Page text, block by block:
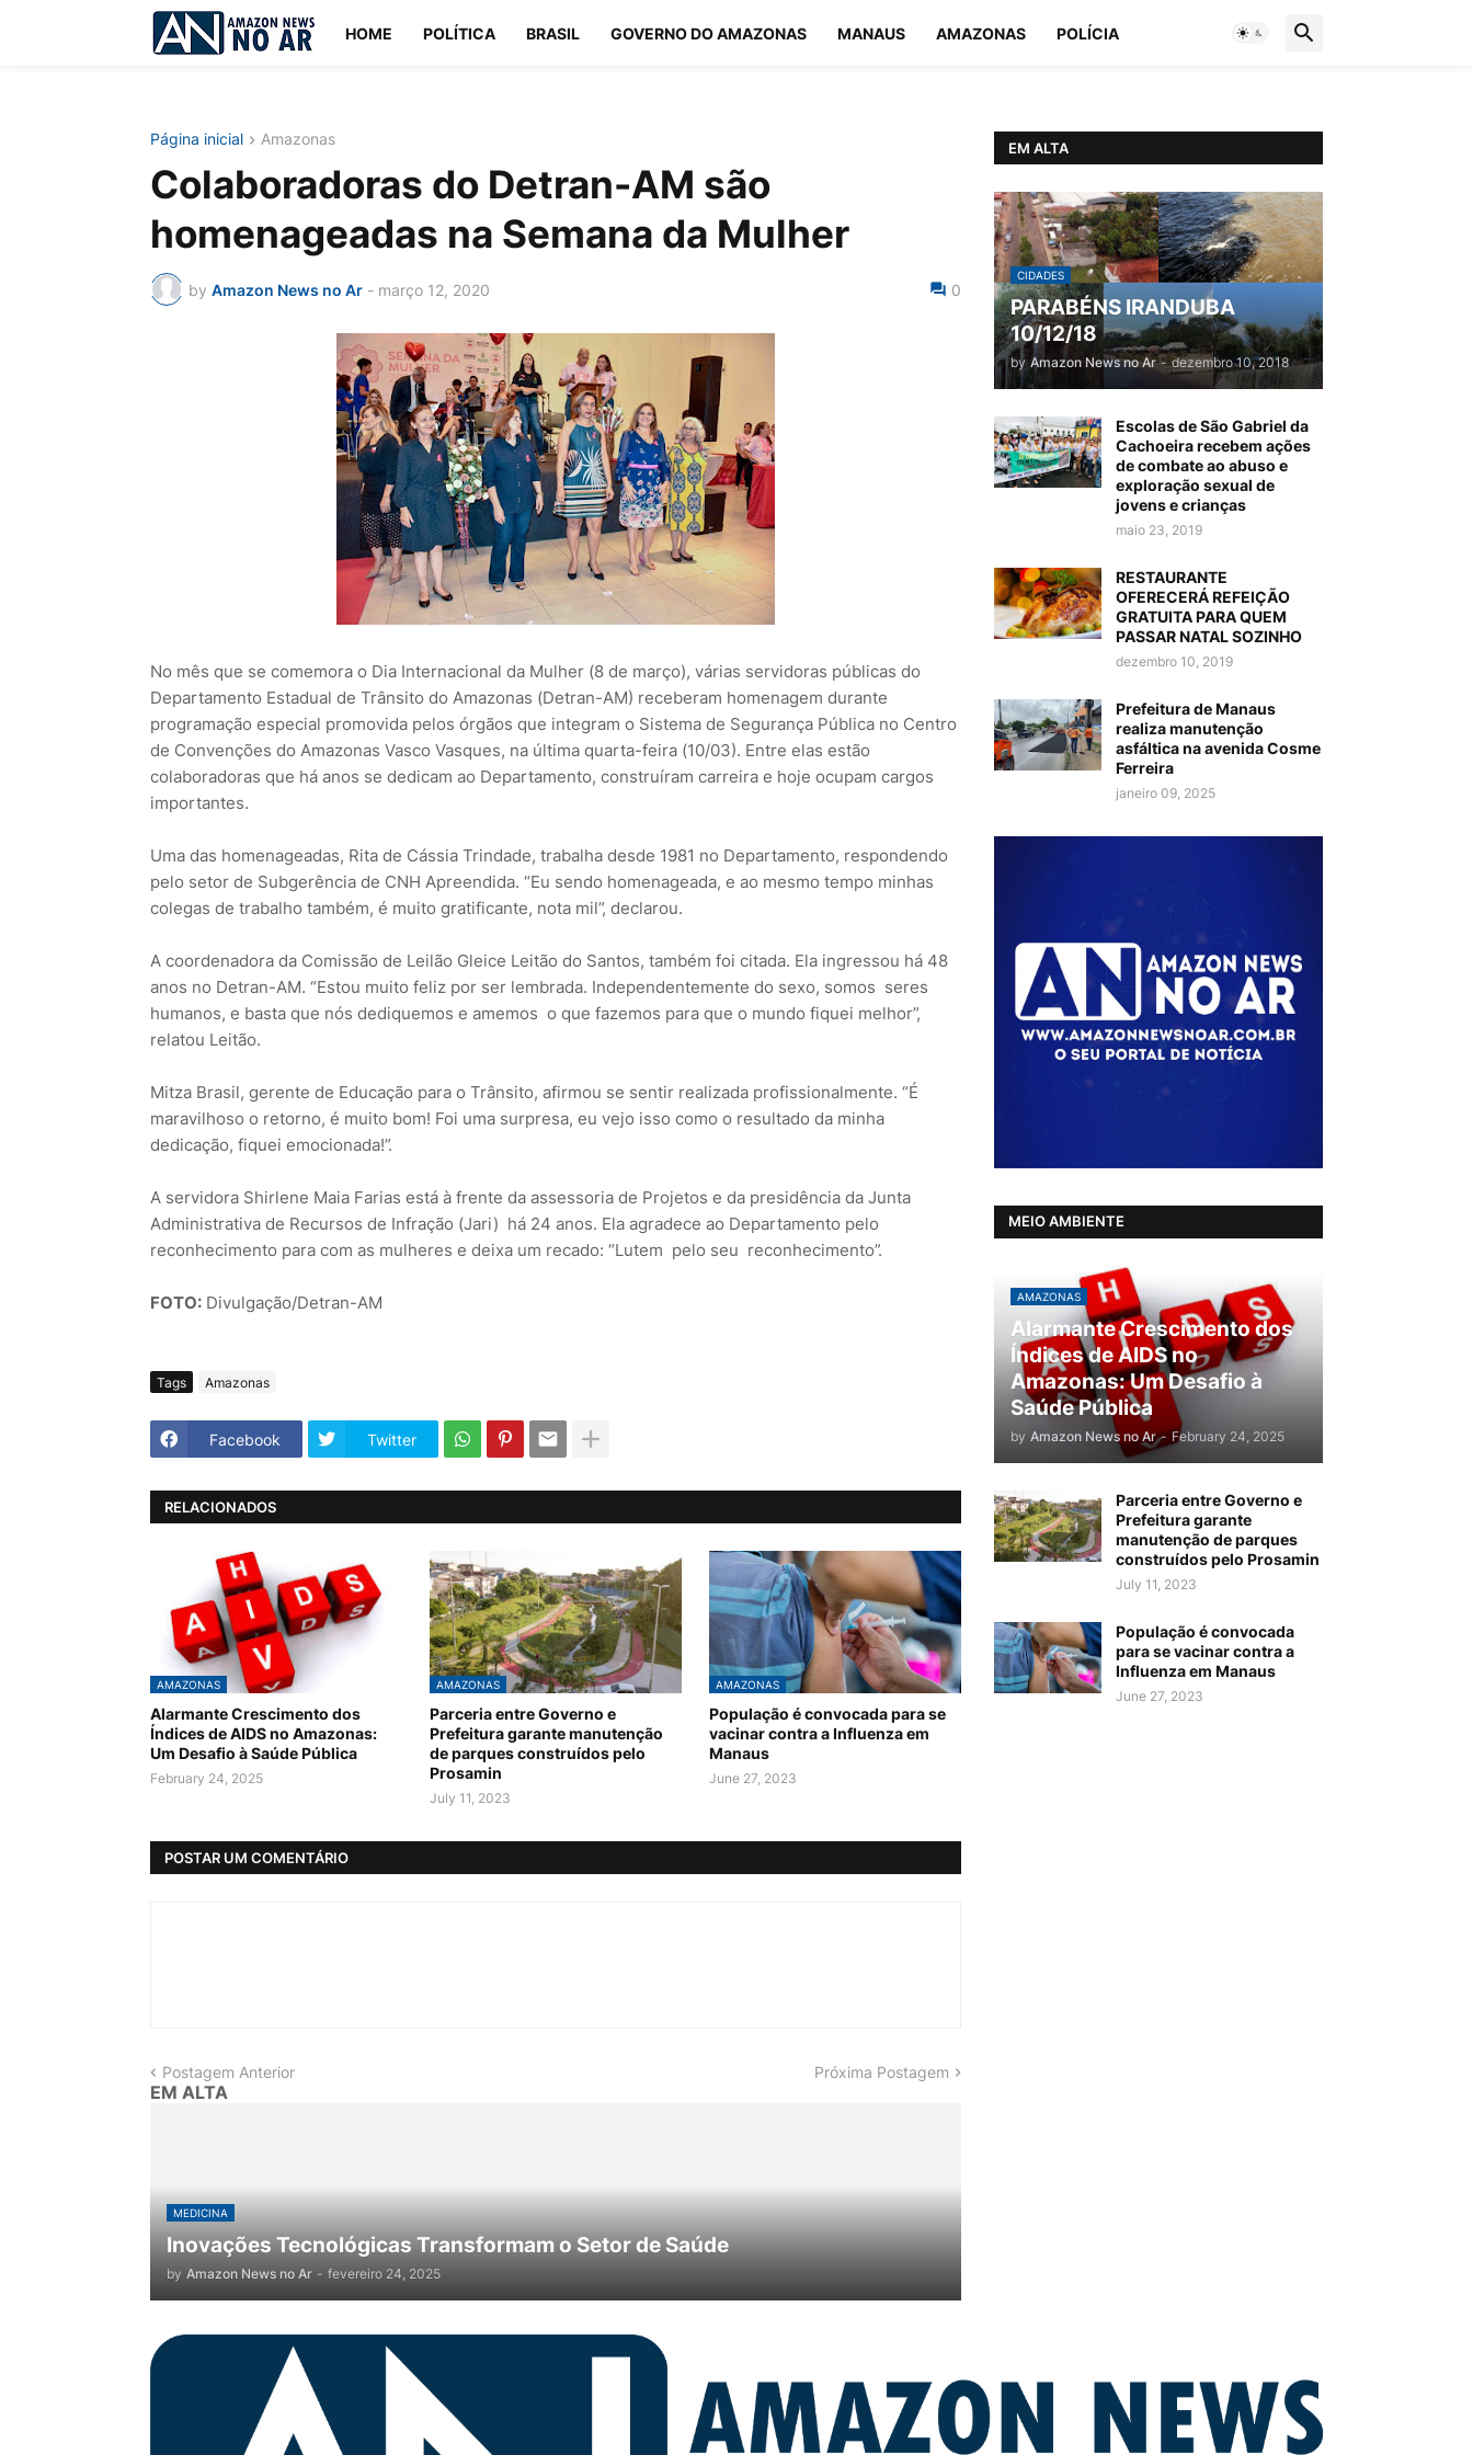
HOME POLÍTICA BRASIL GOVERNO DO AMAZONAS MANAUS AMAZONAS POLÍCIA
Página inicial Amazonas
Colaboradoras do Detran-AM são
homenageadas na Semana da Mulher
by Amazon News no Ar - março 12, 2020 0
No mês que se comemora o Dia Internacional da Mulher (8 de março), várias servidoras públicas do
Departamento Estadual de Trânsito do Amazonas (Detran-AM) receberam homenagem durante
programação especial promovida pelos órgãos que integram o Sistema de Segurança Pública no Centro
de Convenções do Amazonas Vasco Vasques, na última quarta-feira (10/03). Entre elas estão
colaboradoras que há anos se dedicam ao Departamento, construíram carreira e hoje ocupam cargos
importantes.
Uma das homenageadas, Rita de Cássia Trindade, trabalha desde 1981 no Departamento, respondendo
pelo setor de Subgerência de CNH Apreendida. “Eu sendo homenageada, e ao mesmo tempo minhas
colegas de trabalho também, é muito gratificante, nota mil”, declarou.
A coordenadora da Comissão de Leilão Gleice Leitão do Santos, também foi citada. Ela ingressou há 48
anos no Detran-AM. “Estou muito feliz por ser lembrada. Independentemente do sexo, somos seres
humanos, e basta que nós dediquemos e amemos o que fazemos para que o mundo fiquei melhor”,
relatou Leitão.
Mitza Brasil, gerente de Educação para o Trânsito, afirmou se sentir realizada profissionalmente. “É
maravilhoso o retorno, é muito bom! Foi uma surpresa, eu vejo isso como o resultado da minha
dedicação, fiquei emocionada!”.
A servidora Shirlene Maia Farias está à frente da assessoria de Projetos e da presidência da Junta
Administrativa de Recursos de Infração (Jari) há 24 anos. Ela agradece ao Departamento pelo
reconhecimento para com as mulheres e deixa um recado: “Lutem pelo seu reconhecimento”.
FOTO: Divulgação/Detran-AM
Tags Amazonas
Facebook Twitter
RELACIONADOS
AMAZONAS
Alarmante Crescimento dos
Índices de AIDS no Amazonas:
Um Desafio à Saúde Pública
February 24, 2025
AMAZONAS
Parceria entre Governo e
Prefeitura garante manutenção
de parques construídos pelo
Prosamin
July 11, 2023
AMAZONAS
População é convocada para se
vacinar contra a Influenza em
Manaus
June 27, 2023
POSTAR UM COMENTÁRIO
Postagem Anterior Próxima Postagem
EM ALTA
MEDICINA
Inovações Tecnológicas Transformam o Setor de Saúde
by Amazon News no Ar - fevereiro 24, 2025
EM ALTA
CIDADES
PARABÉNS IRANDUBA
10/12/18
by Amazon News no Ar - dezembro 10, 2018
Escolas de São Gabriel da
Cachoeira recebem ações
de combate ao abuso e
exploração sexual de
jovens e crianças
maio 23, 2019
RESTAURANTE
OFERECERÁ REFEIÇÃO
GRATUITA PARA QUEM
PASSAR NATAL SOZINHO
dezembro 10, 2019
Prefeitura de Manaus
realiza manutenção
asfáltica na avenida Cosme
Ferreira
janeiro 09, 2025
MEIO AMBIENTE
AMAZONAS
Alarmante Crescimento dos
Índices de AIDS no
Amazonas: Um Desafio à
Saúde Pública
by Amazon News no Ar - February 24, 2025
Parceria entre Governo e
Prefeitura garante
manutenção de parques
construídos pelo Prosamin
July 11, 2023
População é convocada
para se vacinar contra a
Influenza em Manaus
June 27, 2023